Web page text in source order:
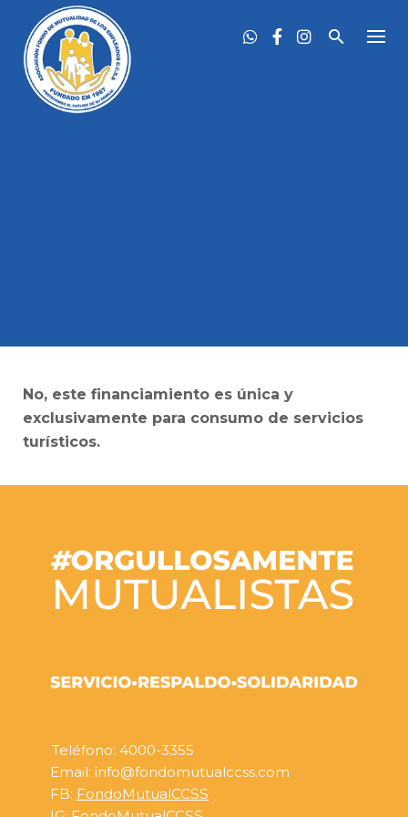
content
No, este financiamiento es única y
exclusivamente para consumo de servicios
turísticos.
Teléfono: 4000-3355
Email: info@fondomutualccss.com
FB: FondoMutualCCSS